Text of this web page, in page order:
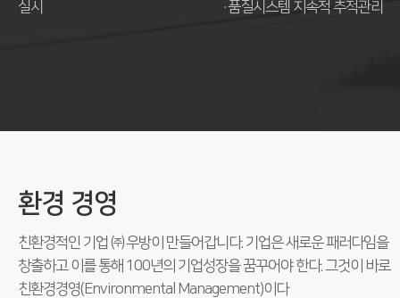
실시 품질시스템 지속적 추적관리
환경 경영
친환경적인 기업 ㈜ 우방이 만들어갑니다. 기업은 새로운 패러다임을
창출하고 이를 통해 100년의 기업성장을 꿈꾸어야 한다. 그것이 바로
친환경경영(Environmental Management)이다